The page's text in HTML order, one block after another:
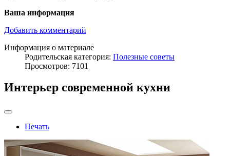
Ваша информация
Добавить комментарий
Информация о материале
Родительская категория: Полезные советы
Просмотров: 7101
Интерьер современной кухни
Печать